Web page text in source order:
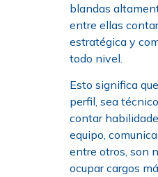
blandas
entre ellas
estratégica y
todo nivel.
Esto significa
perfil, sea
contar
equipo,
entre otros, son
ocupar cargos